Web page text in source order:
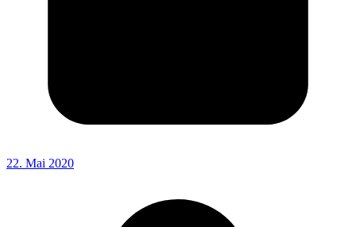
22. Mai 2020